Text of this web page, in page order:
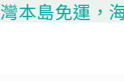
免運，海外